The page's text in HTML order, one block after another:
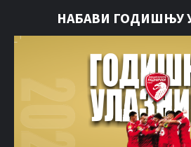
НАБАВИ ГОДИШЊУ